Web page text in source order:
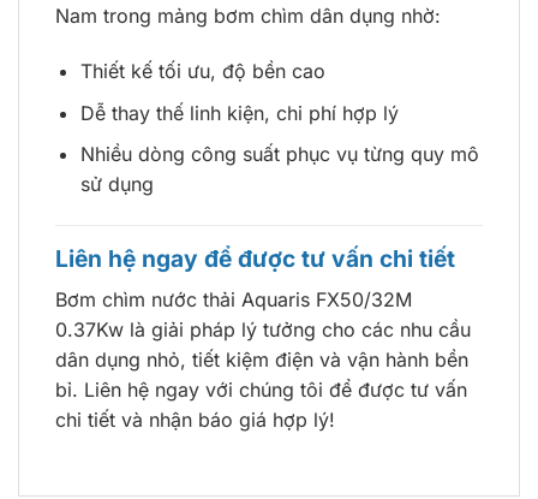
Nam trong mảng bơm chìm dân dụng nhờ:
Thiết kế tối ưu, độ bền cao
Dễ thay thế linh kiện, chi phí hợp lý
Nhiều dòng công suất phục vụ từng quy mô
sử dụng
Liên hệ ngay để được tư vấn chi tiết
Bơm chìm nước thải Aquaris FX50/32M
0.37Kw là giải pháp lý tưởng cho các nhu cầu
dân dụng nhỏ, tiết kiệm điện và vận hành bền
bỉ. Liên hệ ngay với chúng tôi để được tư vấn
chi tiết và nhận báo giá hợp lý!